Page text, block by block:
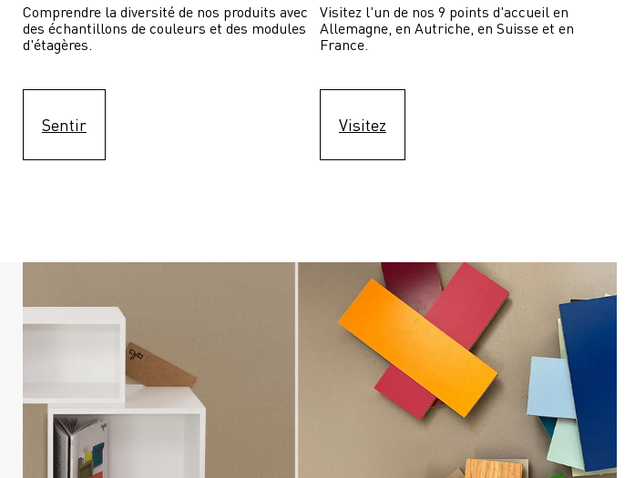
Comprendre la diversité de nos produits avec
des échantillons de couleurs et des modules
d'étagères.
Sentir
Visitez l'un de nos 9 points d'accueil en
Allemagne, en Autriche, en Suisse et en
France.
Visitez